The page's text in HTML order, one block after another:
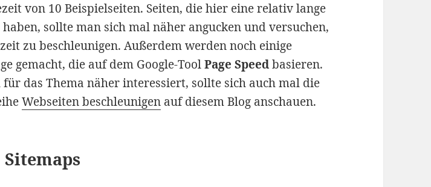
von 10 Beispielseiten. Seiten, die hier eine relativ lange
sollte man sich mal näher angucken und versuchen,
zu beschleunigen. Außerdem werden noch einige
gemacht, die auf dem Google-ToolPage Speedbasieren.
für das Thema näher interessiert, sollte sich auch mal die
Webseiten beschleunigen auf diesem Blog anschauen.